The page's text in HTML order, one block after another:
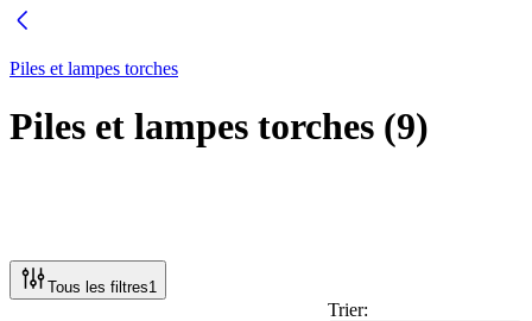
Piles et lampes torches
Piles et lampes torches (9)
Tous les filtres1
Trier: